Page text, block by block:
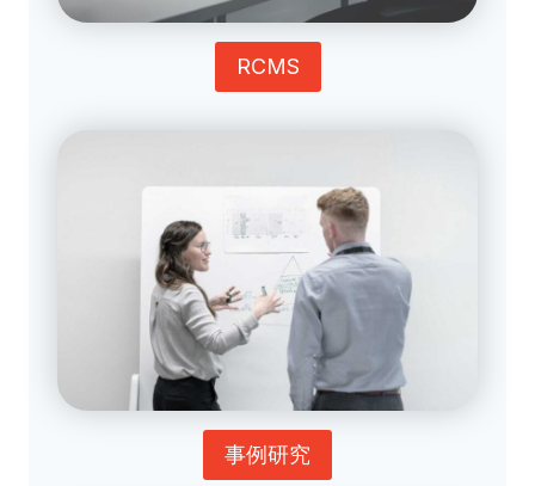
RCMS
事例研究